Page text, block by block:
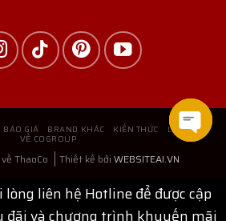
BÁO GIÁ BRAND KHÁC KIẾN THỨC LIÊN HỆ
VỀ COGROUP
ThaoCo Thiết kế bởi WEBSITEAI.VN
liên hệ Hotline để được cập
đãi và chương trình khuyến mãi